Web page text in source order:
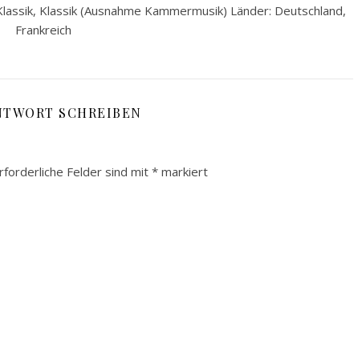
Klassik (Ausnahme Kammermusik) Länder: Deutschland,
Frankreich
SCHREIBEN
Felder sind mit* markiert